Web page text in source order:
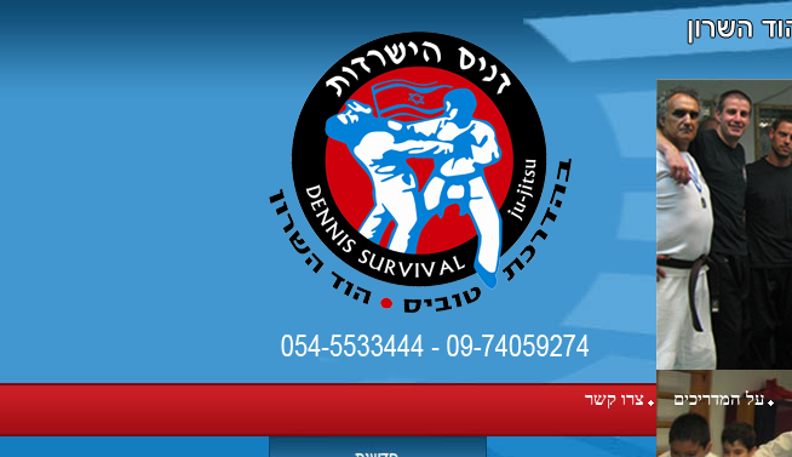
על המדריכים צרו קשר
קורס הגנה עצמית לנשים
לאור גל הטרור הפוקד את
דניס הישרדות בהדרכת רן
הפעולה למען הקהילה